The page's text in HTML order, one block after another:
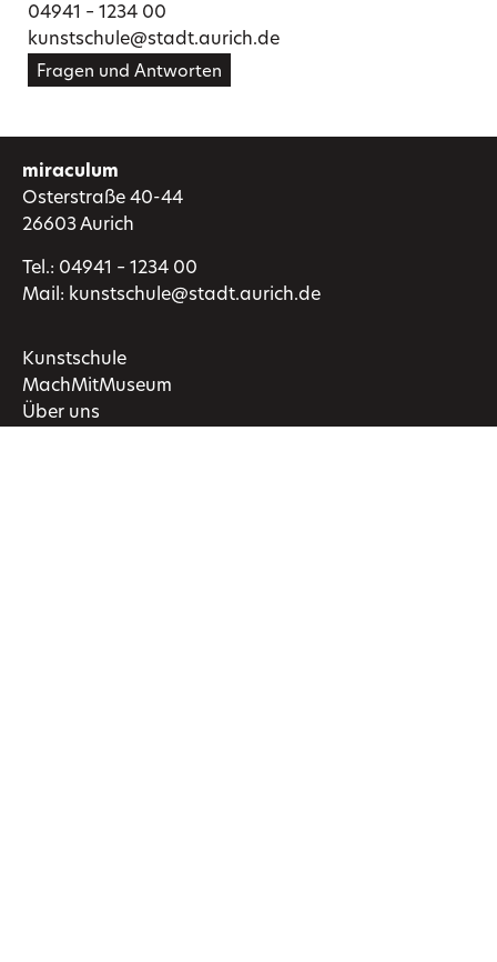
04941 – 1234 00
kunstschule@stadt.aurich.de
Fragen und Antworten
miraculum
Osterstraße 40-44
26603 Aurich
Tel.: 04941 – 1234 00
Mail: kunstschule@stadt.aurich.de
Kunstschule
MachMitMuseum
Über uns